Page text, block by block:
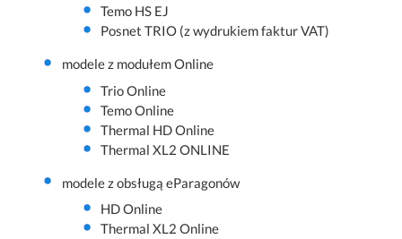
Temo HS EJ
Posnet TRIO (z wydrukiem faktur VAT)
modele z modułem Online
Trio Online
Temo Online
Thermal HD Online
Thermal XL2 ONLINE
modele z obsługą eParagonów
HD Online
Thermal XL2 Online